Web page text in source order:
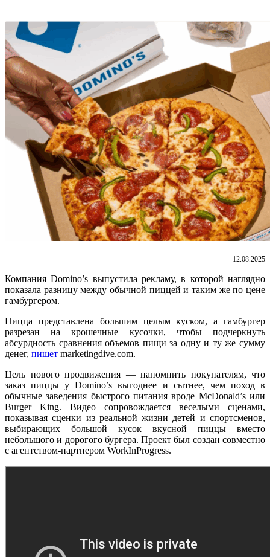
12.08.2025
Компания Domino’s выпустила рекламу, в которой наглядно
показала разницу между обычной пиццей и таким же по цене
гамбургером.
Пицца представлена большим целым куском, а гамбургер
разрезан на крошечные кусочки, чтобы подчеркнуть
абсурдность сравнения объемов пищи за одну и ту же сумму
денег, пишет marketingdive.com.
Цель нового продвижения — напомнить покупателям, что
заказ пиццы у Domino’s выгоднее и сытнее, чем поход в
обычные заведения быстрого питания вроде McDonald’s или
Burger King. Видео сопровождается веселыми сценами,
показывая сценки из реальной жизни детей и спортсменов,
выбирающих большой кусок вкусной пиццы вместо
небольшого и дорогого бургера. Проект был создан совместно
с агентством-партнером WorkInProgress.